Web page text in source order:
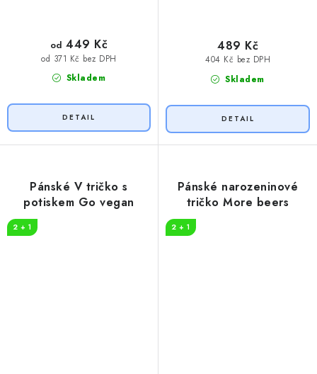
Skladem
od 371 Kč bez DPH
od 449 Kč
Skladem
404 Kč bez DPH
489 Kč
Pánské V tričko s
potiskem Go vegan
2 + 1
Pánské narozeninové
tričko More beers
2 + 1